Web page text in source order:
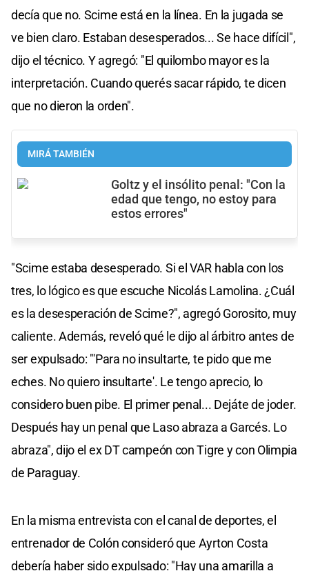
decía que no. Scime está en la línea. En la jugada se
ve bien claro. Estaban desesperados... Se hace difícil",
dijo el técnico. Y agregó: "El quilombo mayor es la
interpretación. Cuando querés sacar rápido, te dicen
que no dieron la orden".
MIRÁ TAMBIÉN
Goltz y el insólito penal: "Con la
edad que tengo, no estoy para
estos errores"
"Scime estaba desesperado. Si el VAR habla con los
tres, lo lógico es que escuche Nicolás Lamolina. ¿Cuál
es la desesperación de Scime?", agregó Gorosito, muy
caliente. Además, reveló qué le dijo al árbitro antes de
ser expulsado: "'Para no insultarte, te pido que me
eches. No quiero insultarte'. Le tengo aprecio, lo
considero buen pibe. El primer penal... Dejáte de joder.
Después hay un penal que Laso abraza a Garcés. Lo
abraza", dijo el ex DT campeón con Tigre y con Olimpia
de Paraguay.
En la misma entrevista con el canal de deportes, el
entrenador de Colón consideró que Ayrton Costa
debería haber sido expulsado: "Hay una amarilla a